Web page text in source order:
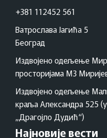
+381 112452 561
Ватрослава Јагића 5
Београд
Издвојено одељење
просторијама МЗ
Издвојено одељење
краља Александра 525
„Драгојло Дудић“)
Најновије вести